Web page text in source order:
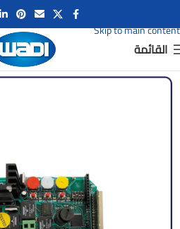
Skip to main content
القائمة